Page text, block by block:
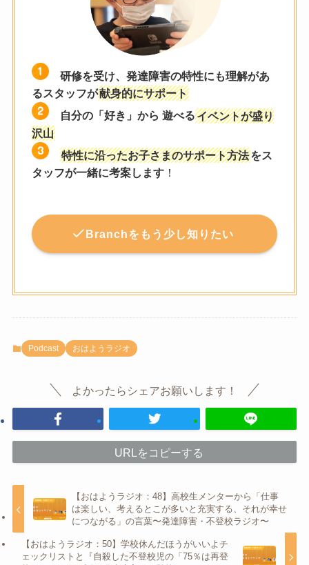
研修を受け、発達障害の特性にも理解があ
るスタッフが献身的にサポート
自分の「好き」から 遊べるイベントが盛り
沢山
特性に沿ったお子さまのサポート方法をス
タッフが一緒に考案します ！
Branchをもう少し知りたい
Podcast おはようラジオ
よかったらシェアお願いします！
URLをコピーする
【おはようラジオ：48】高校生メンターから「仕事
は楽しい、考えるとこが多いと充実する、それが幸せ
につながる」の言葉〜発達障害・不登校ラジオ〜
【おはようラジオ：50】学校休んだほうがいいよチ
ェックリストと『自殺した不登校児の「75％は再登